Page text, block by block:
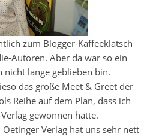
zum Blogger-Kaffeeklatsch
Autoren. Aber da war so ein
nicht lange geblieben bin.
das große Meet & Greet der
Reihe auf dem Plan, dass ich
gewonnen hatte.
Verlag hat uns sehr nett